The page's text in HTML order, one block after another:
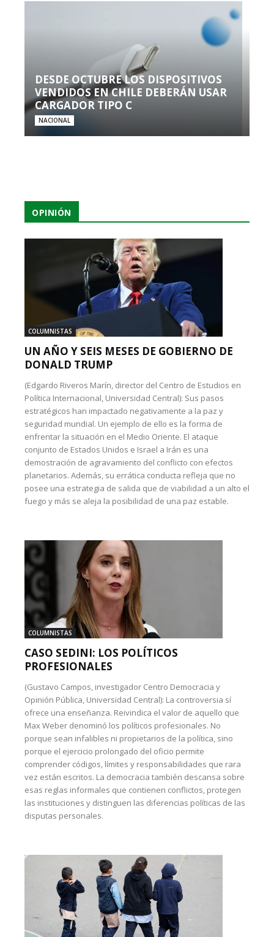
DESDE OCTUBRE LOS DISPOSITIVOS
VENDIDOS EN CHILE DEBERÁN USAR
CARGADOR TIPO C
NACIONAL
OPINIÓN
COLUMNISTAS
UN AÑO Y SEIS MESES DE GOBIERNO DE
DONALD TRUMP
(Edgardo Riveros Marín, director del Centro de Estudios en
Política Internacional, Universidad Central): Sus pasos
estratégicos han impactado negativamente a la paz y
seguridad mundial. Un ejemplo de ello es la forma de
enfrentar la situación en el Medio Oriente. El ataque
conjunto de Estados Unidos e Israel a Irán es una
demostración de agravamiento del conflicto con efectos
planetarios. Además, su errática conducta refleja que no
posee una estrategia de salida que de viabilidad a un alto el
fuego y más se aleja la posibilidad de una paz estable.
COLUMNISTAS
CASO SEDINI: LOS POLÍTICOS
PROFESIONALES
(Gustavo Campos, investigador Centro Democracia y
Opinión Pública, Universidad Central): La controversia sí
ofrece una enseñanza. Reivindica el valor de aquello que
Max Weber denominó los políticos profesionales. No
porque sean infalibles ni propietarios de la política, sino
porque el ejercicio prolongado del oficio permite
comprender códigos, límites y responsabilidades que rara
vez están escritos. La democracia también descansa sobre
esas reglas informales que contienen conflictos, protegen
las instituciones y distinguen las diferencias políticas de las
disputas personales.